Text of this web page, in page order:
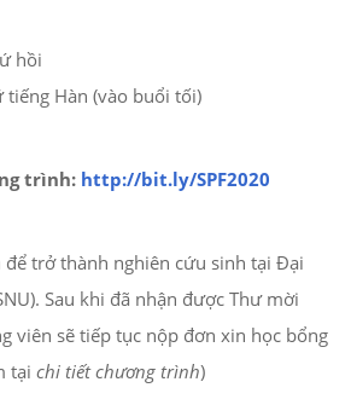
hồi
tiếng Hàn (vào buổi tối)
trình: http://bit.ly/SPF2020
trở thành nghiên cứu sinh tại Đại
Sau khi đã nhận được Thư mời
viên sẽ tiếp tục nộp đơn xin học bổng
tại chi tiết chương trình)